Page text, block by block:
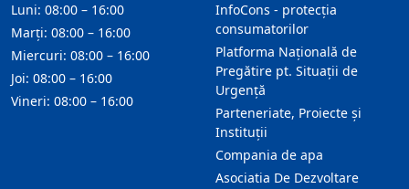
InfoCons - protecția
consumatorilor
Platforma Națională de
Pregătire pt. Situații de
Urgență
Parteneriate, Proiecte și
Instituții
Compania de apa
Asociatia De Dezvoltare
Luni: 08:00 – 16:00
Marți: 08:00 – 16:00
Miercuri: 08:00 – 16:00
Joi: 08:00 – 16:00
Vineri: 08:00 – 16:00